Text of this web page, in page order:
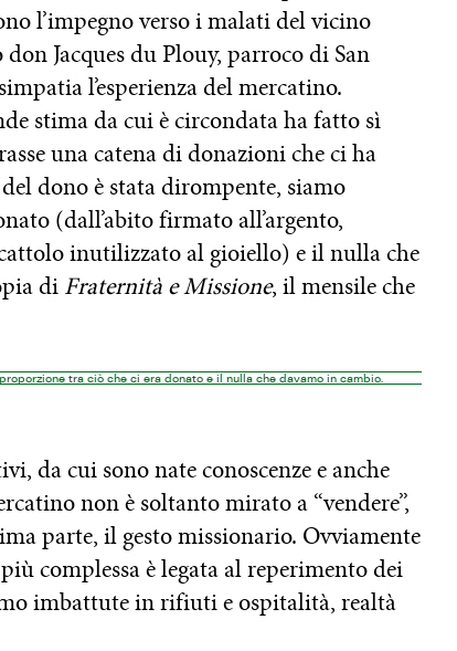
l’impegno verso i malati del vicino
Jacques du Plouy, parroco di San
l’esperienza del mercatino.
stima da cui è circondata ha fatto sì
una catena di donazioni che ci ha
dono è stata dirompente, siamo
(dall’abito firmato all’argento,
inutilizzato al gioiello) e il nulla che
di Fraternità e Missione, il mensile che
tra ciò che ci era donato e il nulla che davamo in cambio.
da cui sono nate conoscenze e anche
non è soltanto mirato a “vendere”,
parte, il gesto missionario. Ovviamente
complessa è legata al reperimento dei
imbattute in rifiuti e ospitalità, realtà